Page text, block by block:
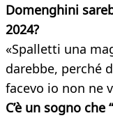
Domenghini
2024?
«Spalletti una
darebbe, perché
facevo io non ne
C’è un sogno